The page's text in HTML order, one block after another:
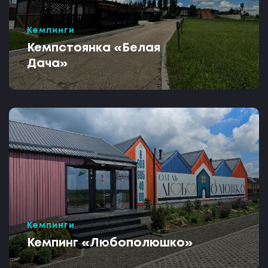
Кемпинги
Кемпстоянка «Белая
Дача»
Кемпинги
Кемпинг «Любополюшко»